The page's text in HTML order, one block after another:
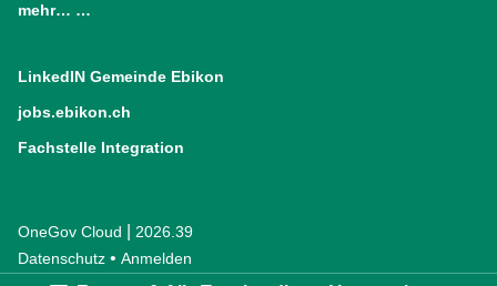
mehr… …
LinkedIN Gemeinde Ebikon
jobs.ebikon.ch
Fachstelle Integration
OneGov Cloud (External Link)
2026.39
Datenschutz (External Link)
Anmelden